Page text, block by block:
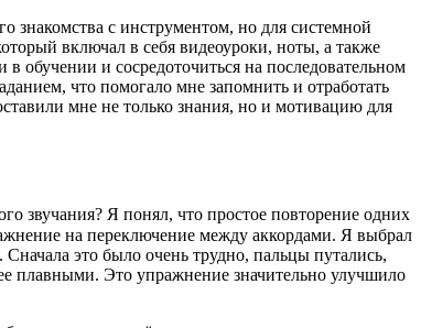
знакомства с инструментом, но для системной
включал в себя видеоуроки, ноты, а также
обучении и сосредоточиться на последовательном
что помогало мне запомнить и отработать
мне не только знания, но и мотивацию для
звучания? Я понял, что простое повторение одних
на переключение между аккордами. Я выбрал
это было очень трудно, пальцы путались,
плавными. Это упражнение значительно улучшило